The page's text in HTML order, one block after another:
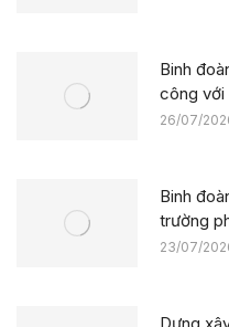
Binh
công với
26/07/
Binh
trường
bàn tỉnh
23/07/